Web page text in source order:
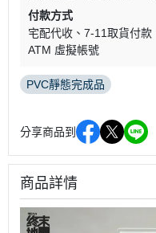
付款方式
宅配代收
7-11取貨付款
ATM 虛擬帳號
PVC靜態完成品
分享商品到
商品詳情